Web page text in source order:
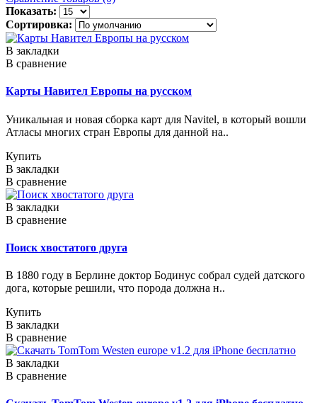
Показать:
Сортировка:
В закладки
В сравнение
Карты Навител Европы на русском
Уникальная и новая сборка карт для Navitel, в который вошли
Атласы многих стран Европы для данной на..
Купить
В закладки
В сравнение
В закладки
В сравнение
Поиск хвостатого друга
В 1880 году в Берлине доктор Бодинус собрал судей датского
дога, которые решили, что порода должна н..
Купить
В закладки
В сравнение
В закладки
В сравнение